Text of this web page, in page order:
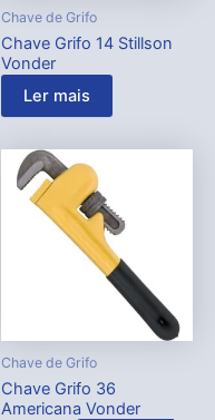
Chave de Grifo
Chave Grifo 14 Stillson
Vonder
Ler mais
Chave de Grifo
Chave Grifo 36
Americana Vonder